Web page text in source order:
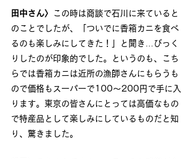
田中さん〉
この時は商談で石川に来ていると
のことでしたが、「ついでに香箱カニを食べ
るのも楽しみにしてきた！」と聞き…びっく
りしたのが印象的でした。というのも、こち
らでは香箱カニは近所の漁師さんにもらうも
ので価格もスーパーで100～200円で手に入
ります。東京の皆さんにとっては高価なもの
で特産品として楽しみにしているものだと知
り、驚きました。